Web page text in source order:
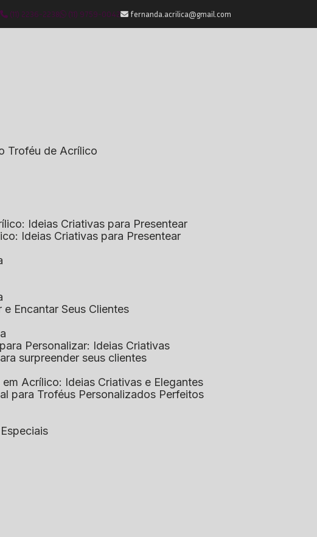
(11) 2236-2238 (11) 9759-0042 fernanda.acrilica@gmail.com
Troféu de Acrílico
Ideias Criativas para Presentear
Ideias Criativas para Presentear
e Encantar Seus Clientes
Personalizar: Ideias Criativas
surpreender seus clientes
em Acrílico: Ideias Criativas e Elegantes
para Troféus Personalizados Perfeitos